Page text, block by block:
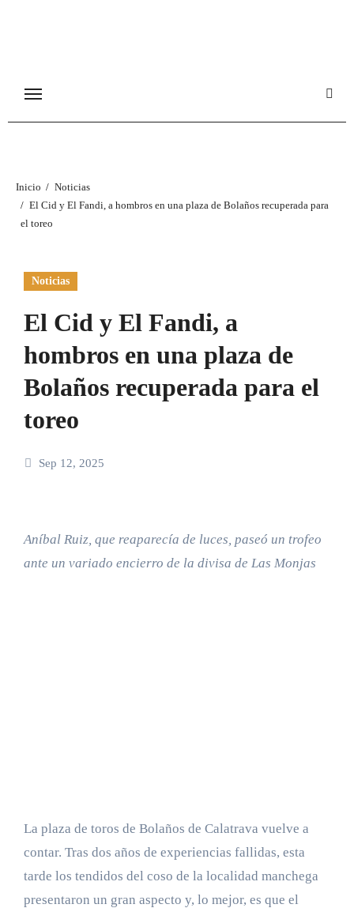
Inicio
Noticias
El Cid y El Fandi, a hombros en una plaza de Bolaños recuperada para
el toreo
Noticias
El Cid y El Fandi, a
hombros en una plaza de
Bolaños recuperada para el
toreo
Sep 12, 2025
Aníbal Ruiz, que reaparecía de luces, paseó un trofeo
ante un variado encierro de la divisa de Las Monjas
La plaza de toros de Bolaños de Calatrava vuelve a
contar. Tras dos años de experiencias fallidas, esta
tarde los tendidos del coso de la localidad manchega
presentaron un gran aspecto y, lo mejor, es que el